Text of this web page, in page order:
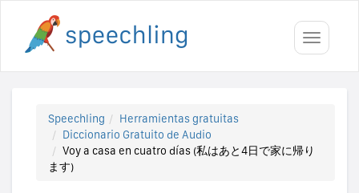
Toggle
Speechling
Herramientas gratuitas
Diccionario Gratuito de Audio
Voy a casa en cuatro días (私はあと4日で家に帰り
ます)